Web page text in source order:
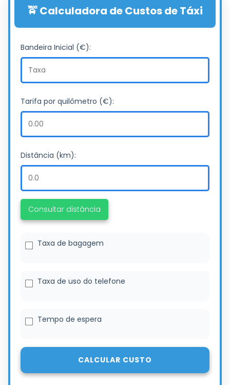
🚖 Calculadora de Custos de Táxi
Bandeira Inicial (€):
Tarifa por quilômetro (€):
Distância (km):
Consultar distância
Taxa de bagagem
Taxa de uso do telefone
Tempo de espera
CALCULAR CUSTO